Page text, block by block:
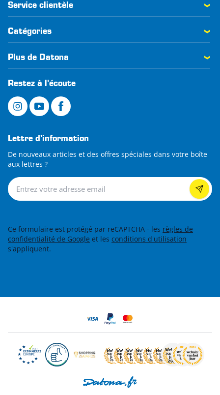
Service clientèle
Catégories
Plus de Datona
Restez à l'écoute
Lettre d’information
De nouveaux articles et des offres spéciales dans votre boîte
aux lettres ?
Lettre d’information
Ce formulaire est protégé par reCAPTCHA - les règles de
confidentialité de Google et les conditions d'utilisation
s'appliquent.